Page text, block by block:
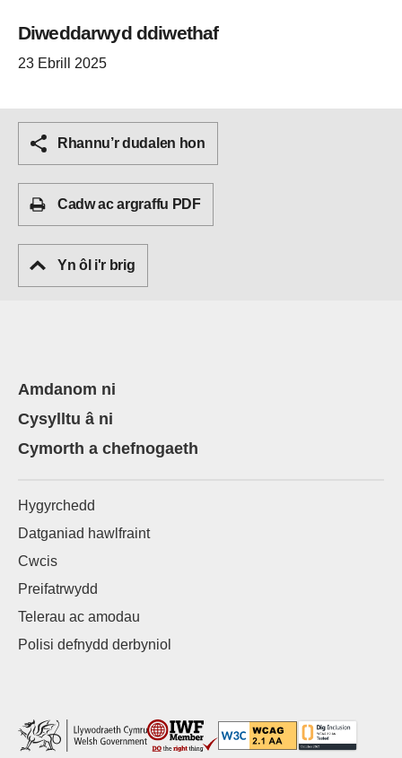
Diweddarwyd ddiwethaf
23 Ebrill 2025
Rhannu’r dudalen hon
Cadw ac argraffu PDF
Yn ôl i'r brig
Amdanom ni
Cysylltu â ni
Cymorth a chefnogaeth
Hygyrchedd
Datganiad hawlfraint
Cwcis
Preifatrwydd
Telerau ac amodau
Polisi defnydd derbyniol